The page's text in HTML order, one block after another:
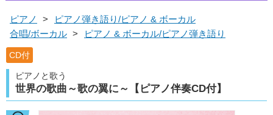
ピアノ >
ピアノ弾き語り/ピアノ & ボーカル
合唱/ボーカル > ピアノ & ボーカル/ピアノ弾き語り
CD付
ピアノと歌う
世界の歌曲～歌の翼に～【ピアノ伴奏CD付】